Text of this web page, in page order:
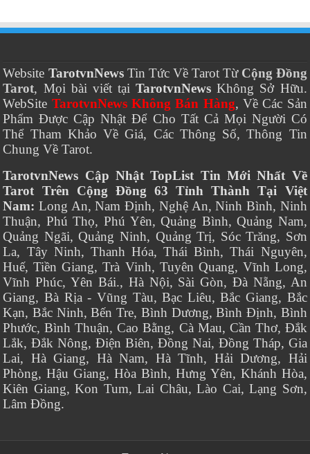
Website TarotvnNewsTin Tức Về Tarot Từ Cộng Đồng
Tarot, Mọi bài viết tạiTarotvnNews Không Sở Hữu.
WebSite TarotvnNews Không Bán Hàng, Về Các Sản
Phẩm Được Cập Nhật Để Cho Tất Cả Mọi Người Có
Thể Tham Khảo Về Giá, Các Thông Số, Thông Tin
Chung Về Tarot.
TarotvnNews Cập Nhật TopList Tin Mới Nhất Về
Tarot Trên Cộng Đồng 63 Tỉnh Thành Tại Việt
Nam: Long An, Nam Định, Nghệ An, Ninh Bình, Ninh
Thuận, Phú Thọ, Phú Yên, Quảng Bình, Quảng Nam,
Quảng Ngãi, Quảng Ninh, Quảng Trị, Sóc Trăng, Sơn
La, Tây Ninh, Thanh Hóa, Thái Bình, Thái Nguyên,
Huế, Tiền Giang, Trà Vinh, Tuyên Quang, Vĩnh Long,
Vĩnh Phúc, Yên Bái., Hà Nội, Sài Gòn, Đà Nẵng, An
Giang, Bà Rịa - Vũng Tàu, Bạc Liêu, Bắc Giang, Bắc
Kạn, Bắc Ninh, Bến Tre, Bình Dương, Bình Định, Bình
Phước, Bình Thuận, Cao Bằng, Cà Mau, Cần Thơ, Đắk
Lắk, Đắk Nông, Điện Biên, Đồng Nai, Đồng Tháp, Gia
Lai, Hà Giang, Hà Nam, Hà Tĩnh, Hải Dương, Hải
Phòng, Hậu Giang, Hòa Bình, Hưng Yên, Khánh Hòa,
Kiên Giang, Kon Tum, Lai Châu, Lào Cai, Lạng Sơn,
Lâm Đồng.